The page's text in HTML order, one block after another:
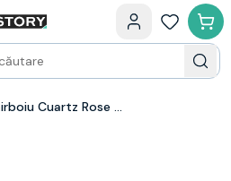
Crama Girboiu Cuartz Rose - Spumant Rose Brut 0.75l